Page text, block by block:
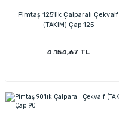
Pimtaş 125'lik Çalparalı Çekvalf
(TAKIM) Çap 125
4.154,67 TL